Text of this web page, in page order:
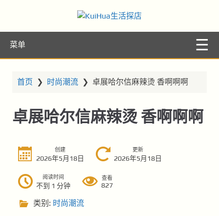
KuiHua生活探
店
菜单
首页 ❯ 时尚潮流 ❯ 卓展哈尔信麻辣烫 香啊啊啊
卓展哈尔信麻辣烫 香啊啊啊
创建
2026年5月18日
更新
2026年5月18日
阅读时间
不到 1 分钟
查看
827
类别: 时尚潮流